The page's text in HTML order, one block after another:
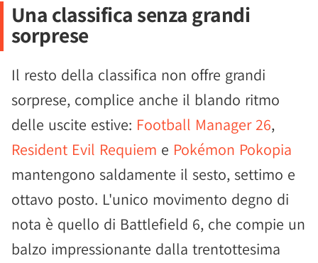
Una classifica senza grandi
sorprese
Il resto della classifica non offre grandi
sorprese, complice anche il blando ritmo
delle uscite estive: Football Manager 26,
Resident Evil Requiem e Pokémon Pokopia
mantengono saldamente il sesto, settimo e
ottavo posto. L'unico movimento degno di
nota è quello di Battlefield 6, che compie un
balzo impressionante dalla trentottesima